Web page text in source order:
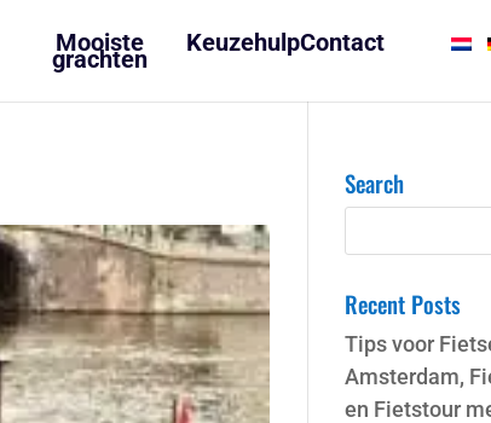
Search
Recent Posts
Tips voor
Amsterdam,
en Fietstour
Mooiste
grachten
KeuzehulpContact